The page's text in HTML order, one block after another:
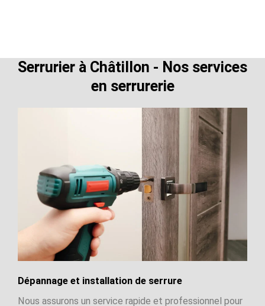
Serrurier à Châtillon - Nos services
en serrurerie
Dépannage et installation de serrure
Nous assurons un service rapide et professionnel pour